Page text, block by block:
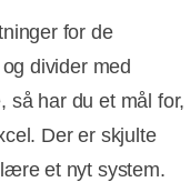
for de
divider med
så har du et mål for,
Der er skjulte
et nyt system.